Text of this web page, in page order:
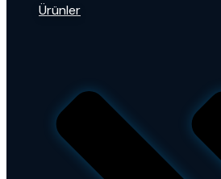
Ürünler